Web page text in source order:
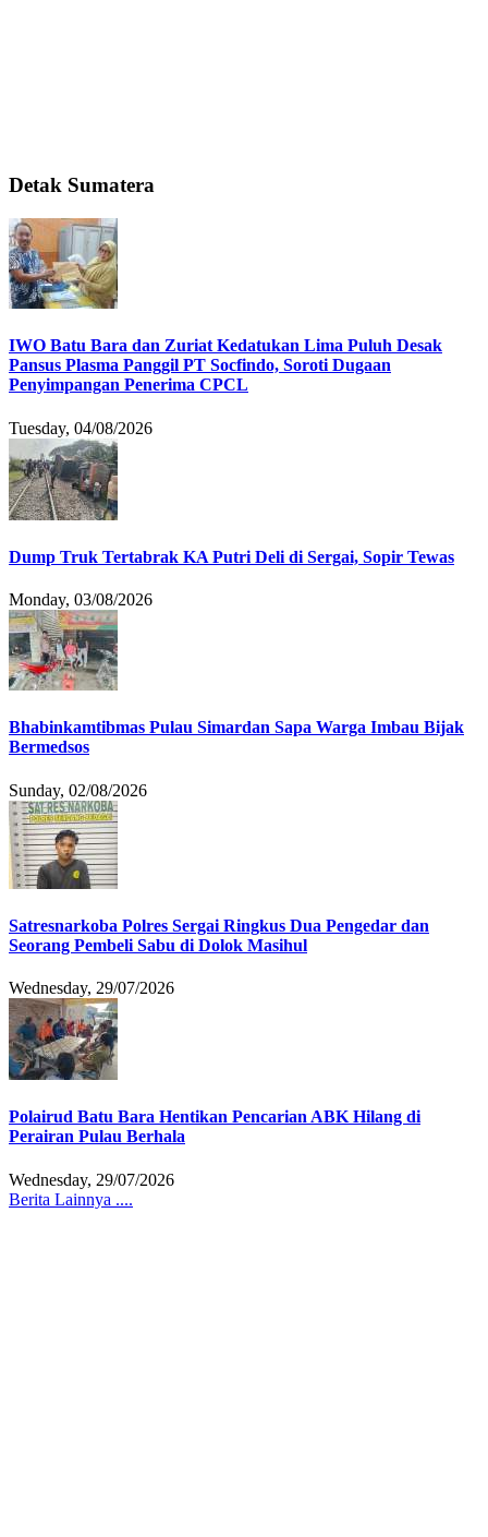
Detak Sumatera
IWO Batu Bara dan Zuriat Kedatukan Lima Puluh Desak
Pansus Plasma Panggil PT Socfindo, Soroti Dugaan
Penyimpangan Penerima CPCL
Tuesday, 04/08/2026
Dump Truk Tertabrak KA Putri Deli di Sergai, Sopir Tewas
Monday, 03/08/2026
Bhabinkamtibmas Pulau Simardan Sapa Warga Imbau Bijak
Bermedsos
Sunday, 02/08/2026
Satresnarkoba Polres Sergai Ringkus Dua Pengedar dan
Seorang Pembeli Sabu di Dolok Masihul
Wednesday, 29/07/2026
Polairud Batu Bara Hentikan Pencarian ABK Hilang di
Perairan Pulau Berhala
Wednesday, 29/07/2026
Berita Lainnya ....